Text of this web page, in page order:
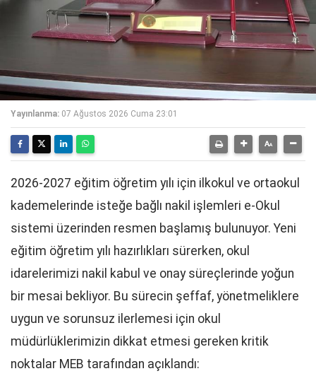
Yayınlanma: 07 Ağustos 2026 Cuma 23:01
2026-2027 eğitim öğretim yılı için ilkokul ve ortaokul
kademelerinde isteğe bağlı nakil işlemleri e-Okul
sistemi üzerinden resmen başlamış bulunuyor. Yeni
eğitim öğretim yılı hazırlıkları sürerken, okul
idarelerimizi nakil kabul ve onay süreçlerinde yoğun
bir mesai bekliyor. Bu sürecin şeffaf, yönetmeliklere
uygun ve sorunsuz ilerlemesi için okul
müdürlüklerimizin dikkat etmesi gereken kritik
noktalar MEB tarafından açıklandı: